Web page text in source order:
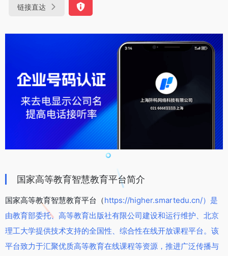
链接直达
国家高等教育智慧教育平台简介
国家高等教育智慧教育平台（https://higher.smartedu.cn/）是
由教育部委托、高等教育出版社有限公司建设和运行维护、北京
理工大学提供技术支持的全国性、综合性在线开放课程平台。该
平台致力于汇聚优质高等教育在线课程等资源，推进广泛传播与